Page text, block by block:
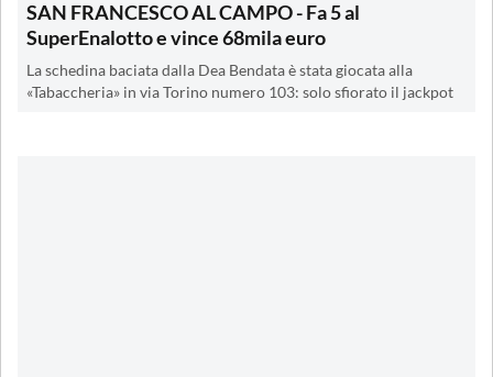
SAN FRANCESCO AL CAMPO - Fa 5 al
SuperEnalotto e vince 68mila euro
La schedina baciata dalla Dea Bendata è stata giocata alla
«Tabaccheria» in via Torino numero 103: solo sfiorato il jackpot